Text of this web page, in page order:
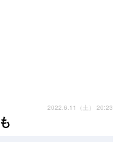
2022.6.11（土） 20:23